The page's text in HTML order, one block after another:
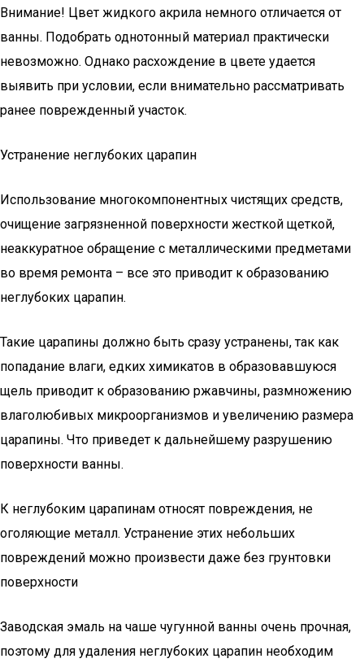
Внимание! Цвет жидкого акрила немного отличается от
ванны. Подобрать однотонный материал практически
невозможно. Однако расхождение в цвете удается
выявить при условии, если внимательно рассматривать
ранее поврежденный участок.
Устранение неглубоких царапин
Использование многокомпонентных чистящих средств,
очищение загрязненной поверхности жесткой щеткой,
неаккуратное обращение с металлическими предметами
во время ремонта – все это приводит к образованию
неглубоких царапин.
Такие царапины должно быть сразу устранены, так как
попадание влаги, едких химикатов в образовавшуюся
щель приводит к образованию ржавчины, размножению
влаголюбивых микроорганизмов и увеличению размера
царапины. Что приведет к дальнейшему разрушению
поверхности ванны.
К неглубоким царапинам относят повреждения, не
оголяющие металл. Устранение этих небольших
повреждений можно произвести даже без грунтовки
поверхности
Заводская эмаль на чаше чугунной ванны очень прочная,
поэтому для удаления неглубоких царапин необходим